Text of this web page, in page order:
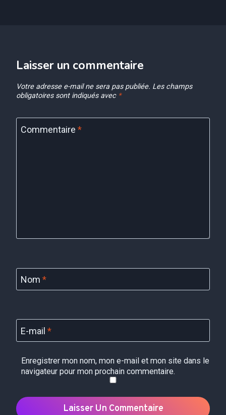
Laisser un commentaire
Votre adresse e-mail ne sera pas publiée. Les champs
obligatoires sont indiqués avec *
Commentaire *
Nom *
E-mail *
Enregistrer mon nom, mon e-mail et mon site dans le
navigateur pour mon prochain commentaire.